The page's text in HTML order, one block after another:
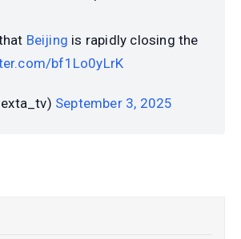
Beijing is rapidly closing the
bf1Lo0yLrK
September 3, 2025